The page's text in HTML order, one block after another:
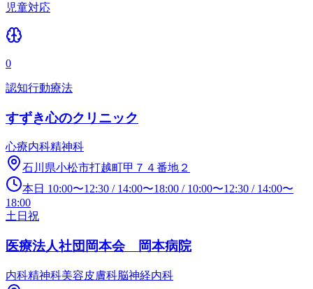
児童対応
0
認知行動療法
すずき心のクリニック
心療内科精神科
石川県小松市打越町甲７４番地２
本日 10:00〜12:30 / 14:00〜18:00 / 10:00〜12:30 / 14:00〜
18:00
土日祝
医療法人社団岡本会 岡本病院
内科精神科美容皮膚科脳神経内科